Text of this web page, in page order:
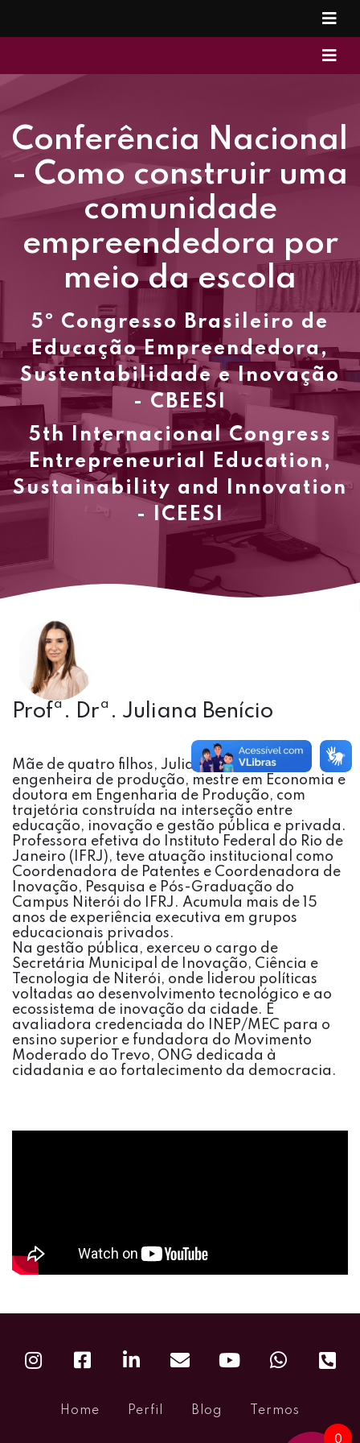
Conferência Nacional
- Como construir uma
comunidade
empreendedora por
meio da escola
5º Congresso Brasileiro de
Educação Empreendedora,
Sustentabilidade e Inovação
- CBEESI
5th Internacional Congress
Entrepreneurial Education,
Sustainability and Innovation
- ICEESI
Profª. Drª. Juliana Benício
Mãe de quatro filhos, Juliana Benicio é
engenheira de produção, mestre em Economia e
doutora em Engenharia de Produção, com
trajetória construída na interseção entre
educação, inovação e gestão pública e privada.
Professora efetiva do Instituto Federal do Rio de
Janeiro (IFRJ), teve atuação institucional como
Coordenadora de Patentes e Coordenadora de
Inovação, Pesquisa e Pós-Graduação do
Campus Niterói do IFRJ. Acumula mais de 15
anos de experiência executiva em grupos
educacionais privados.
Na gestão pública, exerceu o cargo de
Secretária Municipal de Inovação, Ciência e
Tecnologia de Niterói, onde liderou políticas
voltadas ao desenvolvimento tecnológico e ao
ecossistema de inovação da cidade. É
avaliadora credenciada do INEP/MEC para o
ensino superior e fundadora do Movimento
Moderado do Trevo, ONG dedicada à
cidadania e ao fortalecimento da democracia.
0
Home Perfil Blog Termos